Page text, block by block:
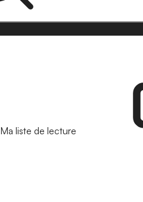
Ma liste de lecture